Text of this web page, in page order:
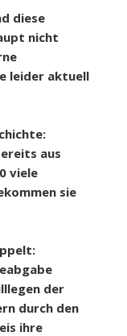
diese
nicht
leider aktuell
aus
viele
sie
der
durch den
ihre